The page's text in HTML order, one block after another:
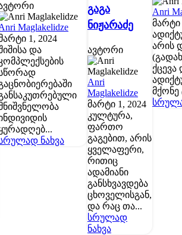
Maglakelidze
1, 2024
და
ნახვა
გაგა
ნიჟარაძე
ავტორი
Anri
Maglakelidze
მარტი 1, 2024
კულტურა,
ფართო
გაგებით, არის
ყველაფერი,
რითიც
ადამიანი
განსხვავდება
ცხოველისგან,
და რაც თა...
სრულად
ნახვა
Anri
მარტი
არის
ქცევა
მქონე